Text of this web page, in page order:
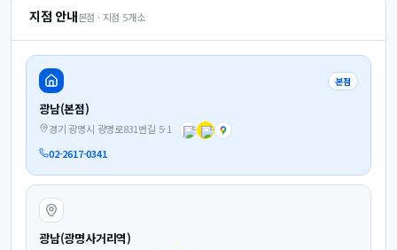
지점 안내본점 · 지점 5개소
본점
광남(본점)
경기 광명시 광명로831번길 5-1
02-2617-0341
광남(광명사거리역)